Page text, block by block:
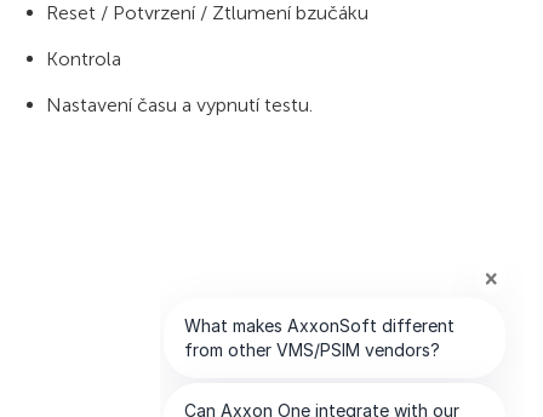
Reset / Potvrzení / Ztlumení bzučáku
Kontrola
Nastavení času a vypnutí testu.